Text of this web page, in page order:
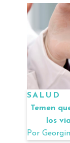
SALUD
Temen
los
Por